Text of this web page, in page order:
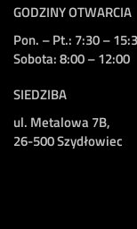
GODZINY OTWARCIA
Pon. – Pt.: 7:30 –
Sobota: 8:00 – 12:00
SIEDZIBA
ul. Metalowa 7B,
26-500 Szydłowiec